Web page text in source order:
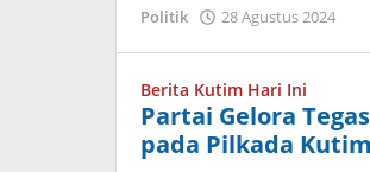
Politik
28 Agustus 2024
Berita Kutim Hari Ini
Partai Gelora
pada Pilkada